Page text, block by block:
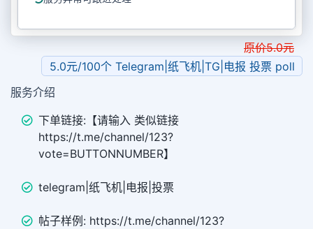
原价5.0元
5.0元/100个 Telegram|纸飞机|TG|电报 投票 poll
服务介绍
下单链接:【请输入 类似链接
https://t.me/channel/123?
vote=BUTTONNUMBER】
telegram|纸飞机|电报|投票
帖子样例: https://t.me/channel/123?